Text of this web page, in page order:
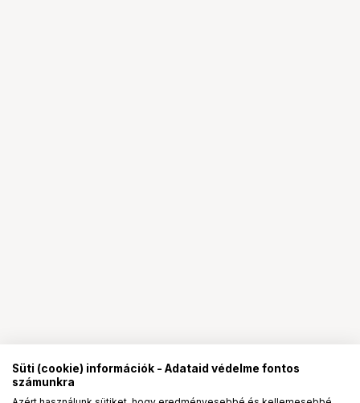
Süti (cookie) információk - Adataid védelme fontos
számunkra